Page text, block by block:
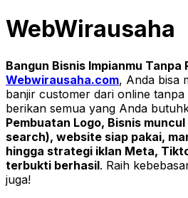
WebWirausaha
Bangun Bisnis Impianmu Tanpa
Webwirausaha.com, Anda bisa
banjir customer dari online tanpa
berikan semua yang Anda
Pembuatan Logo, Bisnis
search), website siap pakai,
hingga strategi iklan Meta,
terbukti berhasil. Raih
juga!